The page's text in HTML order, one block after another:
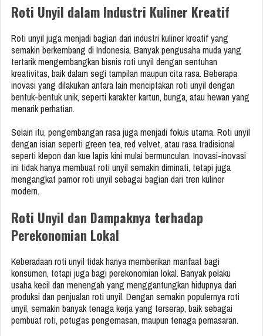
Roti Unyil dalam Industri Kuliner Kreatif
Roti unyil juga menjadi bagian dari industri kuliner kreatif yang
semakin berkembang di Indonesia. Banyak pengusaha muda yang
tertarik mengembangkan bisnis roti unyil dengan sentuhan
kreativitas, baik dalam segi tampilan maupun cita rasa. Beberapa
inovasi yang dilakukan antara lain menciptakan roti unyil dengan
bentuk-bentuk unik, seperti karakter kartun, bunga, atau hewan yang
menarik perhatian.
Selain itu, pengembangan rasa juga menjadi fokus utama. Roti unyil
dengan isian seperti green tea, red velvet, atau rasa tradisional
seperti klepon dan kue lapis kini mulai bermunculan. Inovasi-inovasi
ini tidak hanya membuat roti unyil semakin diminati, tetapi juga
mengangkat pamor roti unyil sebagai bagian dari tren kuliner
modern.
Roti Unyil dan Dampaknya terhadap
Perekonomian Lokal
Keberadaan roti unyil tidak hanya memberikan manfaat bagi
konsumen, tetapi juga bagi perekonomian lokal. Banyak pelaku
usaha kecil dan menengah yang menggantungkan hidupnya dari
produksi dan penjualan roti unyil. Dengan semakin populernya roti
unyil, semakin banyak tenaga kerja yang terserap, baik sebagai
pembuat roti, petugas pengemasan, maupun tenaga pemasaran.